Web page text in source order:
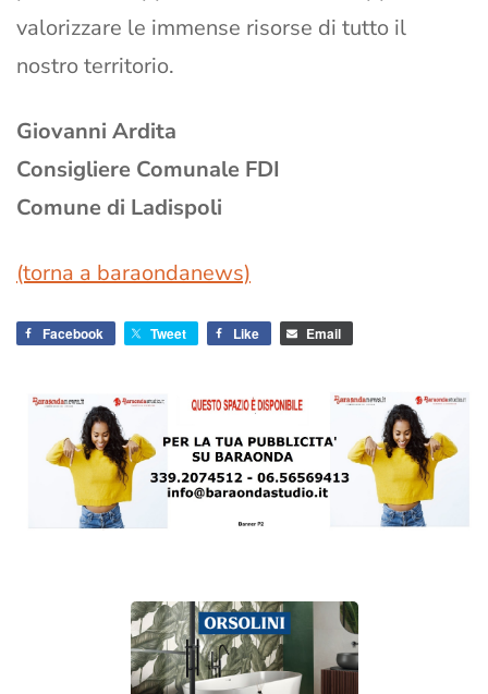
valorizzare le immense risorse di tutto il
nostro territorio.
Giovanni Ardita
Consigliere Comunale FDI
Comune di Ladispoli
(torna a baraondanews)
Facebook Tweet Like Email